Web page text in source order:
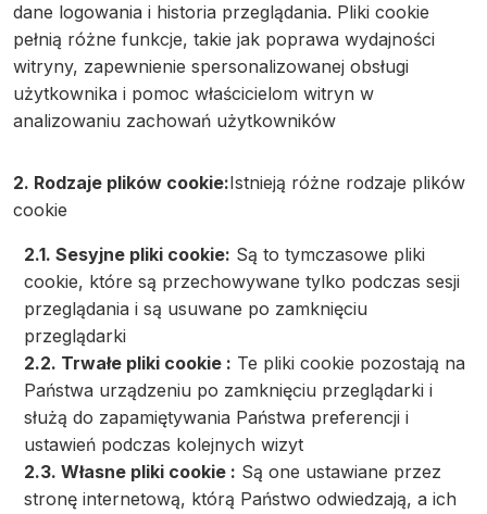
dane logowania i historia przeglądania. Pliki cookie
pełnią różne funkcje, takie jak poprawa wydajności
witryny, zapewnienie spersonalizowanej obsługi
użytkownika i pomoc właścicielom witryn w
analizowaniu zachowań użytkowników
2. Rodzaje plików cookie:Istnieją różne rodzaje plików
cookie
2.1. Sesyjne pliki cookie: Są to tymczasowe pliki
cookie, które są przechowywane tylko podczas sesji
przeglądania i są usuwane po zamknięciu
przeglądarki
2.2. Trwałe pliki cookie : Te pliki cookie pozostają na
Państwa urządzeniu po zamknięciu przeglądarki i
służą do zapamiętywania Państwa preferencji i
ustawień podczas kolejnych wizyt
2.3. Własne pliki cookie : Są one ustawiane przez
stronę internetową, którą Państwo odwiedzają, a ich